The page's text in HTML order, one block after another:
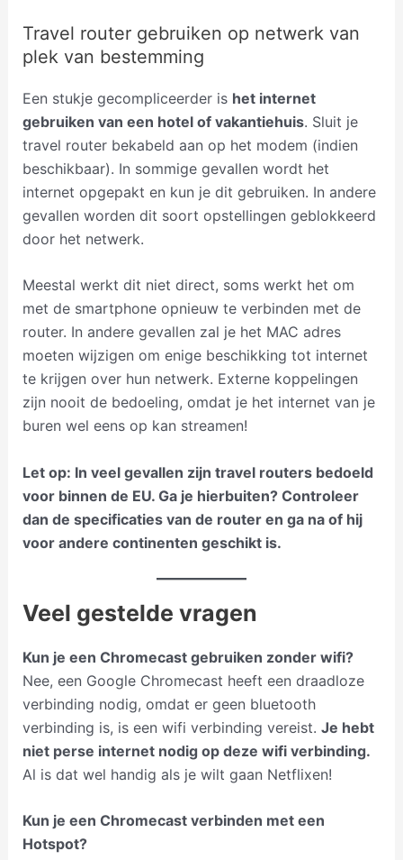
Travel router gebruiken op netwerk van
plek van bestemming
Een stukje gecompliceerder is het internet
gebruiken van een hotel of vakantiehuis. Sluit je
travel router bekabeld aan op het modem (indien
beschikbaar). In sommige gevallen wordt het
internet opgepakt en kun je dit gebruiken. In andere
gevallen worden dit soort opstellingen geblokkeerd
door het netwerk.
Meestal werkt dit niet direct, soms werkt het om
met de smartphone opnieuw te verbinden met de
router. In andere gevallen zal je het MAC adres
moeten wijzigen om enige beschikking tot internet
te krijgen over hun netwerk. Externe koppelingen
zijn nooit de bedoeling, omdat je het internet van je
buren wel eens op kan streamen!
Let op: In veel gevallen zijn travel routers bedoeld
voor binnen de EU. Ga je hierbuiten? Controleer
dan de specificaties van de router en ga na of hij
voor andere continenten geschikt is.
Veel gestelde vragen
Kun je een Chromecast gebruiken zonder wifi?
Nee, een Google Chromecast heeft een draadloze
verbinding nodig, omdat er geen bluetooth
verbinding is, is een wifi verbinding vereist. Je hebt
niet perse internet nodig op deze wifi verbinding.
Al is dat wel handig als je wilt gaan Netflixen!
Kun je een Chromecast verbinden met een
Hotspot?